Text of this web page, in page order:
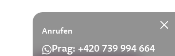
Anrufen
Prag: +420 739 994 664